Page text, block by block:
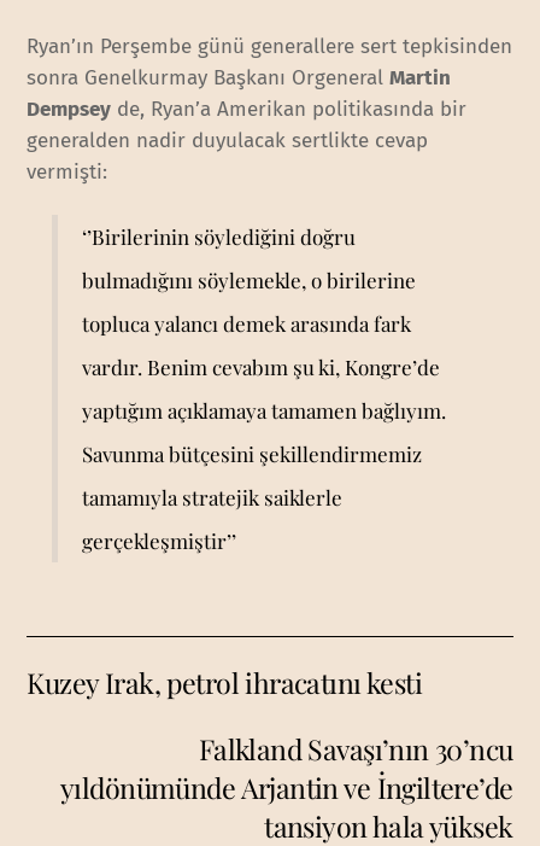
Ryan’ın Perşembe günü generallere sert tepkisinden
sonra Genelkurmay Başkanı OrgeneralMartin
Dempsey de, Ryan’a Amerikan politikasında bir
generalden nadir duyulacak sertlikte cevap
vermişti:
‘’Birilerinin söylediğini doğru
bulmadığını söylemekle, o birilerine
topluca yalancı demek arasında fark
vardır. Benim cevabım şu ki, Kongre’de
yaptığım açıklamaya tamamen bağlıyım.
Savunma bütçesini şekillendirmemiz
tamamıyla stratejik saiklerle
gerçekleşmiştir’’
Kuzey Irak, petrol ihracatını kesti
Falkland Savaşı’nın 30’ncu
yıldönümünde Arjantin ve İngiltere’de
tansiyon hala yüksek